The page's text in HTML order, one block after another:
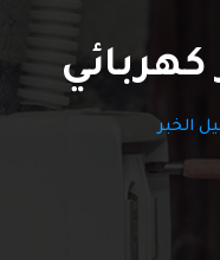
كهربائي
الخبر